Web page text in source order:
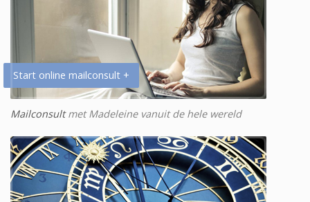
Start online mailconsult +
Mailconsultmet Madeleine vanuit de hele wereld